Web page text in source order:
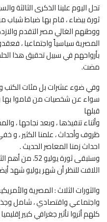
ثورة بيضاء ، قام بها ضباط شباب
ووطنهم الغالي مصر التقدم
المصرية سياسياً واجتماعيا ،
مضت.
وفي ضوء عشرات بل مئات الكتب
سواء عن شخصيات من قاموا بها
قبلها
وأثناء تنفيذها ، وبعد نجاحها ،
ظروف وأحداث ، علمنا الكثير ، و
احداث زمنا المعاصر الحديث .
وستبقى ثورة
اللافت للنظر أن شهر يوليو شهد
والثورات الثلاث : المصرية
واجتماعي واقتصادي ، شامل
كلهم أثروا تأثير جغرافي كبير